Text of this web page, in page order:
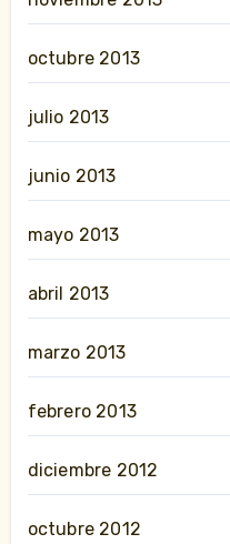
octubre 2013
julio 2013
junio 2013
mayo 2013
abril 2013
marzo 2013
febrero 2013
diciembre 2012
octubre 2012